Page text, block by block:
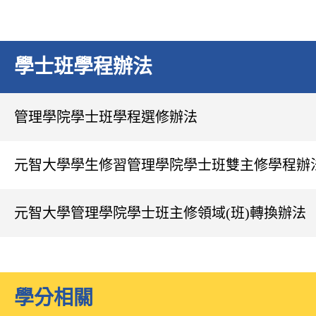
學士班學程辦法
管理學院學士班學程選修辦法
元智大學學生修習管理學院學士班雙主修學程辦
元智大學管理學院學士班主修領域(班)轉換辦法
學分相關